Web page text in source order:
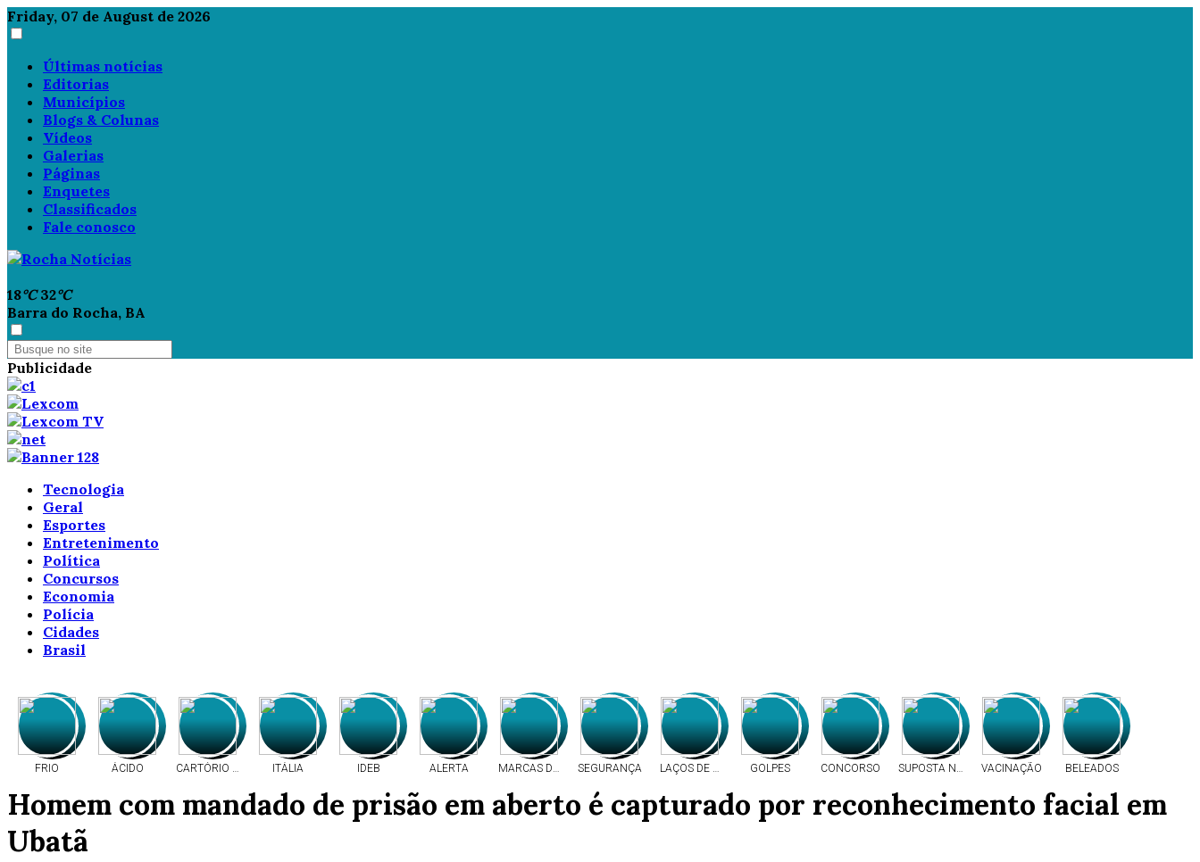
Friday, 07 de August de 2026
Últimas notícias
Editorias
Municípios
Blogs & Colunas
Vídeos
Galerias
Páginas
Enquetes
Classificados
Fale conosco
18°C 32°C
Barra do Rocha, BA
Publicidade
Tecnologia
Geral
Esportes
Entretenimento
Política
Concursos
Economia
Polícia
Cidades
Brasil
FRIO ÁCIDO CARTÓRIO ELEITORALITÁLIA IDEB ALERTA MARCAS DE TIROSSEGURANÇA LAÇOS DE RESPEITOGOLPES CONCORSO SUPOSTA NEGLIGÊNCIA
VACINAÇÃO BELEADOS
ENXAME DE ABELHAS
Homem com mandado de prisão em aberto é capturado por reconhecimento facial em
Ubatã